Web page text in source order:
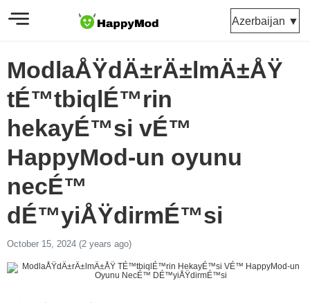
Azerbaijan ▼
ModlaÅŸdÄ±rÄ±lmÄ±ÅŸ
tÉ™tbiqlÉ™rin
hekayÉ™si vÉ™
HappyMod-un oyunu
necÉ™
dÉ™yiÅŸdirmÉ™si
October 15, 2024 (2 years ago)